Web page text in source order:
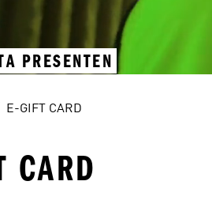
PRESENTEN
E-GIFT CARD
CARD